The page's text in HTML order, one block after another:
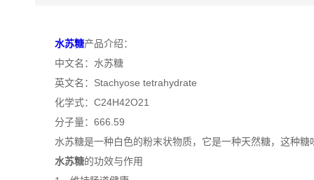
水苏糖产品介绍：
中文名：水苏糖
英文名：Stachyose tetrahydrate
化学式：C24H42O21
分子量：666.59
水苏糖是一种白色的粉末状物质，它是一种天然糖，这种糖
水苏糖的功效与作用